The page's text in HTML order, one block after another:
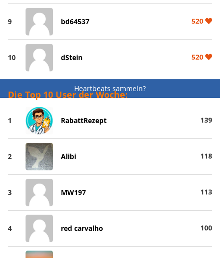
9 bd64537 520
10 dStein 520
Heartbeats sammeln?
Die Top 10 User der Woche:
1 RabattRezept 139
2 Alibi 118
3 MW197 113
4 red carvalho 100